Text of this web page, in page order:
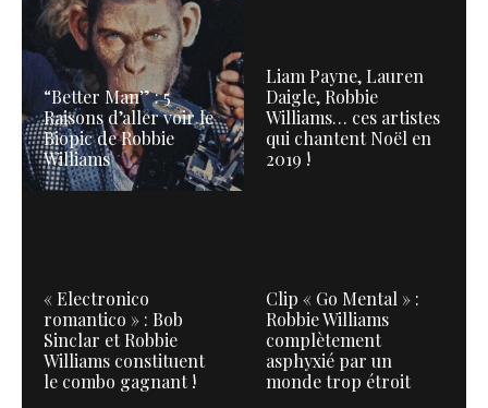
“Better Man” : 5
Raisons d’aller voir le
Biopic de Robbie
Williams
Liam Payne, Lauren
Daigle, Robbie
Williams… ces artistes
qui chantent Noël en
2019 !
« Electronico
romantico » : Bob
Sinclar et Robbie
Williams constituent
le combo gagnant !
Clip « Go Mental » :
Robbie Williams
complètement
asphyxié par un
monde trop étroit